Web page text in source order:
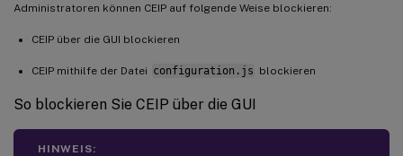
Administratoren können CEIP auf folgende Weise blockieren:
CEIP über die GUI blockieren
CEIP mithilfe der Datei configuration.js blockieren
So blockieren Sie CEIP über die GUI
HINWEIS: